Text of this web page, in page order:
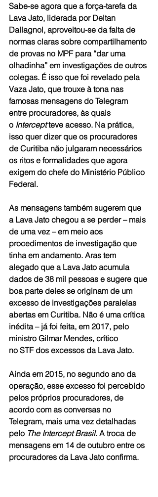
Sabe-se agora que a força-tarefa da
Lava Jato, liderada por Deltan
Dallagnol, aproveitou-se da falta de
normas claras sobre compartilhamento
de provas no MPF para “dar uma
olhadinha” em investigações de outros
colegas. É isso que foi revelado pela
Vaza Jato, que trouxe à tona nas
famosas mensagens do Telegram
entre procuradores, às quais
o Intercept teve acesso. Na prática,
isso quer dizer que os procuradores
de Curitiba não julgaram necessários
os ritos e formalidades que agora
exigem do chefe do Ministério Público
Federal.
As mensagens também sugerem que
a Lava Jato chegou a se perder – mais
de uma vez – em meio aos
procedimentos de investigação que
tinha em andamento. Aras tem
alegado que a Lava Jato acumula
dados de 38 mil pessoas e sugere que
boa parte deles se originam de um
excesso de investigações paralelas
abertas em Curitiba. Não é uma crítica
inédita – já foi feita, em 2017, pelo
ministro Gilmar Mendes, crítico
no STF dos excessos da Lava Jato.
Ainda em 2015, no segundo ano da
operação, esse excesso foi percebido
pelos próprios procuradores, de
acordo com as conversas no
Telegram, mais uma vez detalhadas
pelo The Intercept Brasil. A troca de
mensagens em 14 de outubro entre os
procuradores da Lava Jato confirma.